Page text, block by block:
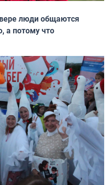
люди общаются
а потому что